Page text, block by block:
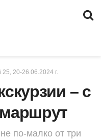
25, 20-26.06.2024 г.
– с
по-малко от три